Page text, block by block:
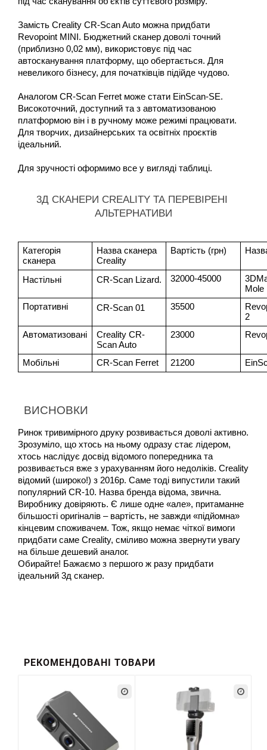
Замість Creality CR-Scan Auto можна придбати
Revopoint MINI. Бюджетний сканер доволі точний
(приблизно 0,02 мм), використовує під час
автосканування платформу, що обертається. Для
невеликого бізнесу, для початківців підійде чудово.
Аналогом CR-Scan Ferret може стати EinScan-SE.
Високоточний, доступний та з автоматизованою
платформою він і в ручному може режимі працювати.
Для творчих, дизайнерських та освітніх проєктів
ідеальний.
Для зручності оформимо все у вигляді таблиці.
3Д СКАНЕРИ CREALITY ТА ПЕРЕВІРЕНІ
АЛЬТЕРНАТИВИ
Категорія
сканера
Назва сканера
Creality
Вартість (грн)
Настільні CR-Scan Lizard. 32000-45000
Mole
Портативні
CR-Scan 01 35500
2
Автоматизовані
Creality CR-
Scan Auto
23000
Мобільні CR-Scan Ferret 21200
ВИСНОВКИ
Ринок тривимірного друку розвивається доволі активно.
Зрозуміло, що хтось на ньому одразу стає лідером,
хтось наслідує досвід відомого попередника та
розвивається вже з урахуванням його недоліків. Creality
відомий (широко!) з 2016р. Саме тоді випустили такий
популярний CR-10. Назва бренда відома, звична.
Виробнику довіряють. Є лише одне «але», притаманне
більшості оригіналів – вартість, не завжди «підйомна»
кінцевим споживачем. Тож, якщо немає чіткої вимоги
придбати саме Creality, сміливо можна звернути увагу
на більше дешевий аналог.
Обирайте! Бажаємо з першого ж разу придбати
ідеальний 3д сканер.
РЕКОМЕНДОВАНІ ТОВАРИ